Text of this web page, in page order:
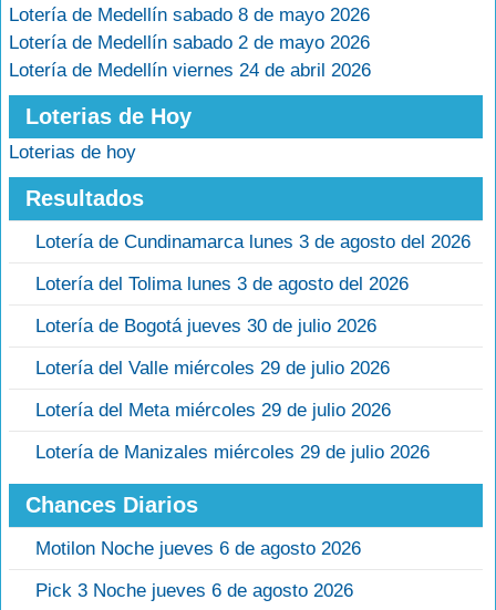
Lotería de Medellín sabado 8 de mayo 2026
Lotería de Medellín sabado 2 de mayo 2026
Lotería de Medellín viernes 24 de abril 2026
Loterias de Hoy
Loterias de hoy
Resultados
Lotería de Cundinamarca lunes 3 de agosto del 2026
Lotería del Tolima lunes 3 de agosto del 2026
Lotería de Bogotá jueves 30 de julio 2026
Lotería del Valle miércoles 29 de julio 2026
Lotería del Meta miércoles 29 de julio 2026
Lotería de Manizales miércoles 29 de julio 2026
Chances Diarios
Motilon Noche jueves 6 de agosto 2026
Pick 3 Noche jueves 6 de agosto 2026